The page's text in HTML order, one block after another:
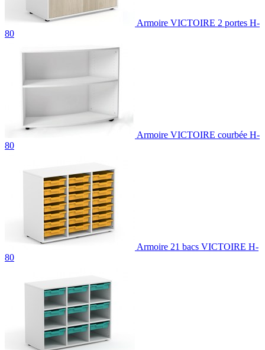
Armoire VICTOIRE 2 portes H-
80
Armoire VICTOIRE courbée H-
80
Armoire 21 bacs VICTOIRE H-
80